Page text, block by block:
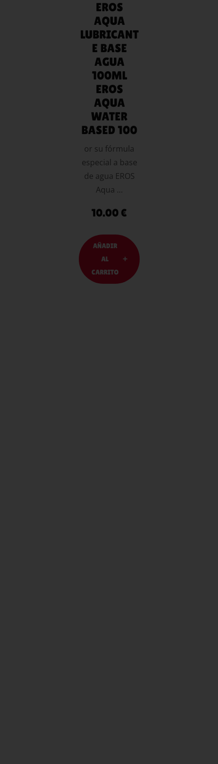
EROS
AQUA
LUBRICANT
E BASE
AGUA
100ML
EROS
AQUA
WATER
BASED 100
or su fórmula
especial a base
de agua EROS
Aqua …
10.00 €
AÑADIR
AL
CARRITO